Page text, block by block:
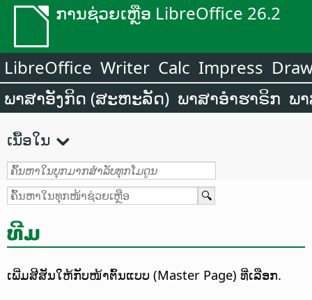
ການຊ່ວຍເຫຼືອ LibreOffice 26.2
LibreOffice Writer Calc Impress
ພາສາອັງກິດ (ສະຫະລັດ) ພາສາອຳຮາຣິກ ພ
ເນື້ອໃນ
ທີມ
ເພີ່ມສີສັນໃຫ້ກັບໜ້າຕົ້ນແບບ (Master Page) ທີ່ເລືອກ.